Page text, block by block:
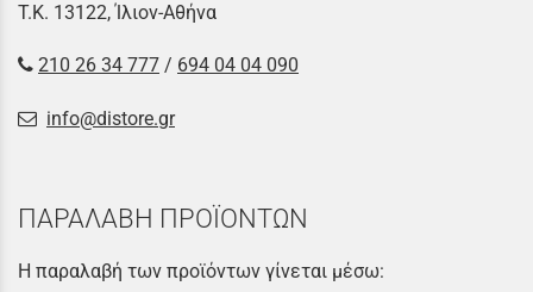
Τ.Κ. 13122, Ίλιον-Αθήνα
210 26 34 777 / 694 04 04 090
info@distore.gr
ΠΑΡΑΛΑΒΗ ΠΡΟΪΟΝΤΩΝ
Η παραλαβή των προϊόντων γίνεται μέσω: